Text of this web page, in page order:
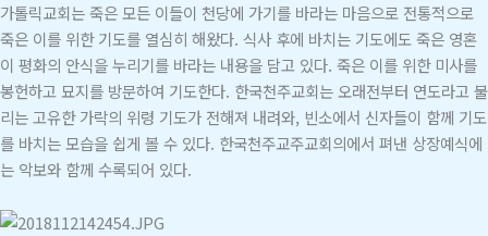
가톨릭교회는 죽은 모든 이들이 천당에 가기를 바라는 마음으로 전통적으로
죽은 이를 위한 기도를 열심히 해왔다. 식사 후에 바치는 기도에도 죽은 영혼
이 평화의 안식을 누리기를 바라는 내용을 담고 있다. 죽은 이를 위한 미사를
봉헌하고 묘지를 방문하여 기도한다. 한국천주교회는 오래전부터 연도라고 불
리는 고유한 가락의 위령 기도가 전해져 내려와, 빈소에서 신자들이 함께 기도
를 바치는 모습을 쉽게 볼 수 있다. 한국천주교주교회의에서 펴낸 상장예식에
는 악보와 함께 수록되어 있다.